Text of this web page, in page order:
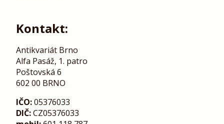
Kontakt:
Antikvariát Brno
Alfa Pasáž, 1. patro
Poštovská 6
602 00 BRNO
IČO:05376033
DIČ:CZ05376033